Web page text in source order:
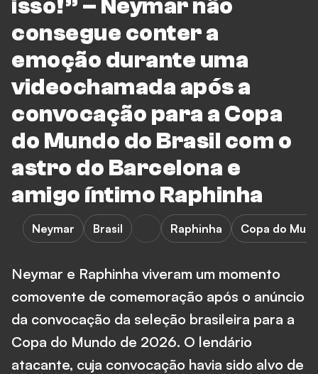
isso!” – Neymar não
consegue conter a
emoção durante uma
videochamada após a
convocação para a Copa
do Mundo do Brasil com o
astro do Barcelona e
amigo íntimo Raphinha
Neymar Brasil Raphinha Copa do
Neymar e Raphinha viveram um momento
comovente de comemoração após o anúncio
da convocação da seleção brasileira para a
Copa do Mundo de 2026. O lendário
atacante, cuja convocação havia sido alvo de